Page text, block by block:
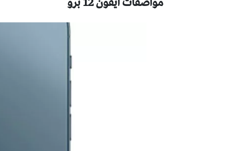
مواصفات ايفون 12 برو